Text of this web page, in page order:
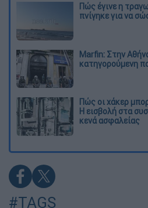
Πώς έγινε η
πνίγηκε για να
Marfin: Στην
κατηγορούμενη
Πώς οι χάκερ
Η εισβολή στα
κενά ασφαλείας
#TAGS